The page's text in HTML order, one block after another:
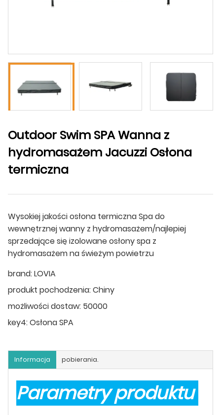
Outdoor Swim SPA Wanna z
hydromasażem Jacuzzi Osłona
termiczna
Wysokiej jakości osłona termiczna Spa do
wewnętrznej wanny z hydromasażem/najlepiej
sprzedające się izolowane osłony spa z
hydromasażem na świeżym powietrzu
brand:LOVIA
produkt pochodzenia:Chiny
możliwości dostaw: 50000
key4:Osłona SPA
Informacja pobierania.
Parametry produktu